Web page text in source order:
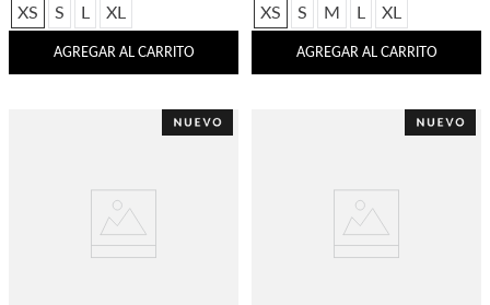
XS S L XL
AGREGAR AL CARRITO
XS S M L XL
AGREGAR AL CARRITO